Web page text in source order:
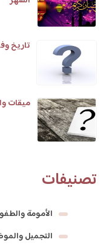
تاريخ
ميقات
تصنيفات
الأمومة
التجميل